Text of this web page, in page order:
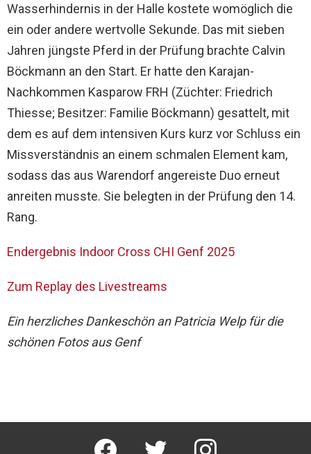
Wasserhindernis in der Halle kostete womöglich die
ein oder andere wertvolle Sekunde. Das mit sieben
Jahren jüngste Pferd in der Prüfung brachte Calvin
Böckmann an den Start. Er hatte den Karajan-
Nachkommen Kasparow FRH (Züchter: Friedrich
Thiesse; Besitzer: Familie Böckmann) gesattelt, mit
dem es auf dem intensiven Kurs kurz vor Schluss ein
Missverständnis an einem schmalen Element kam,
sodass das aus Warendorf angereiste Duo erneut
anreiten musste. Sie belegten in der Prüfung den 14.
Rang.
Endergebnis Indoor Cross CHI Genf 2025
Zum Replay des Livestreams
Ein herzliches Dankeschön an Patricia Welp für die
schönen Fotos aus Genf
facebook twitter instagram